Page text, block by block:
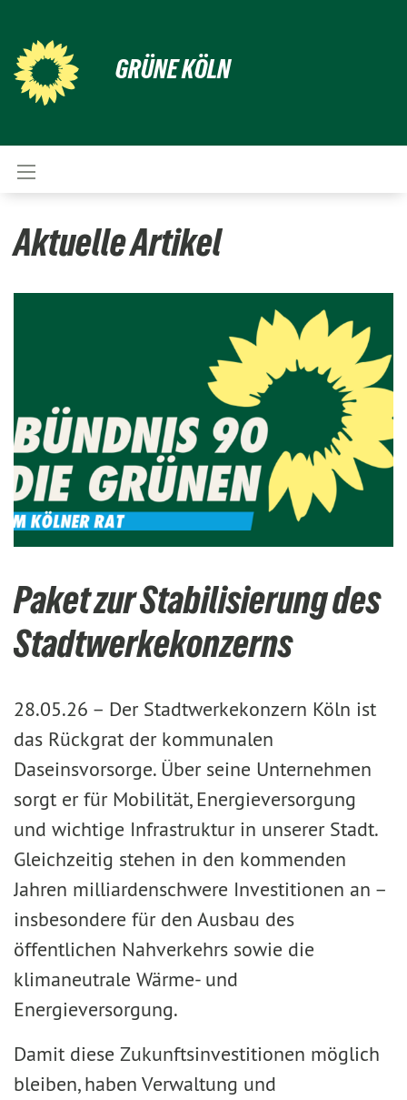
GRÜNE KÖLN
Aktuelle Artikel
Paket zur Stabilisierung des
Stadtwerkekonzerns
28.05.26 – Der Stadtwerkekonzern Köln ist
das Rückgrat der kommunalen
Daseinsvorsorge. Über seine Unternehmen
sorgt er für Mobilität, Energieversorgung
und wichtige Infrastruktur in unserer Stadt.
Gleichzeitig stehen in den kommenden
Jahren milliardenschwere Investitionen an –
insbesondere für den Ausbau des
öffentlichen Nahverkehrs sowie die
klimaneutrale Wärme- und
Energieversorgung.
Damit diese Zukunftsinvestitionen möglich
bleiben, haben Verwaltung und